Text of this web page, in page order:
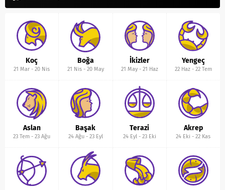
Koç
21 Mar -20 Nis
Boğa
21 Nis- 20 May
İkizler
21 May- 21 Haz
Yengeç
22 Haz- 22 Tem
Aslan
23 Tem -23 Ağu
Başak
24 Ağu- 23 Eyl
Terazi
24 Eyl- 23 Eki
Akrep
24 Eki -22 Kas